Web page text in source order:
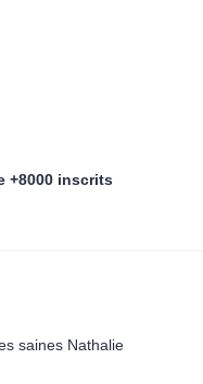
+8000 inscrits